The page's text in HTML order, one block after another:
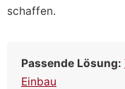
schaffen.
Passende Lösung:
Einbau